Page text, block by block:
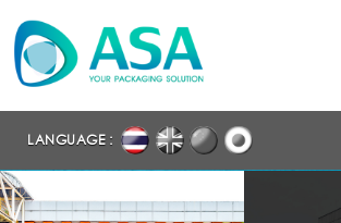
LANGUAGE :